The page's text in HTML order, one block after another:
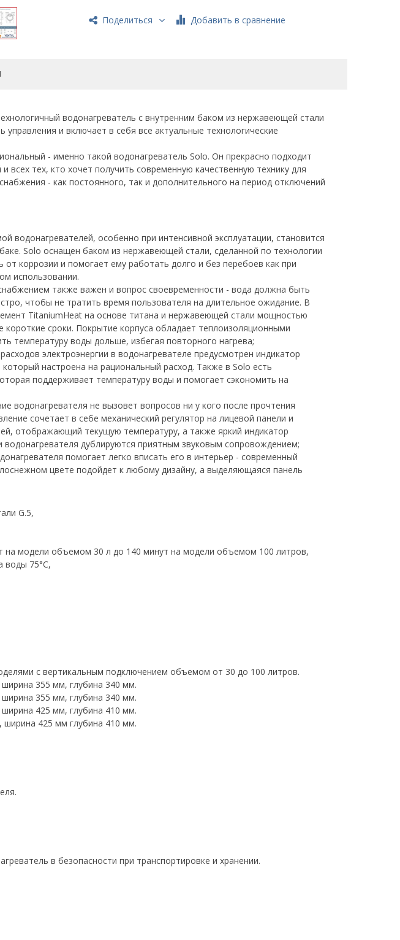
Поделиться Добавить в сравнение
водонагреватель с внутренним баком из нержавеющей стали
управления и включает в себя все актуальные технологические
- именно такой водонагреватель Solo. Он прекрасно подходит
всех тех, кто хочет получить современную качественную технику для
- как постоянного, так и дополнительного на период отключений
водонагревателей, особенно при интенсивной эксплуатации, становится
Solo оснащен баком из нержавеющей стали, сделанной по технологии
коррозии и помогает ему работать долго и без перебоев как при
использовании.
также важен и вопрос своевременности - вода должна быть
чтобы не тратить время пользователя на длительное ожидание. В
TitaniumHeat на основе титана и нержавеющей стали мощностью
короткие сроки. Покрытие корпуса обладает теплоизоляционными
температуру воды дольше, избегая повторного нагрева;
электроэнергии в водонагревателе предусмотрен индикатор
настроена на рациональный расход. Также в Solo есть
поддерживает температуру воды и помогает сэкономить на
водонагревателя не вызовет вопросов ни у кого после прочтения
сочетает в себе механический регулятор на лицевой панели и
отображающий текущую температуру, а также яркий индикатор
водонагревателя дублируются приятным звуковым сопровождением;
помогает легко вписать его в интерьер - современный
цвете подойдет к любому дизайну, а выделяющаяся панель
G.5,
на модели объемом 30 л до 140 минут на модели объемом 100 литров,
воды 75°С,
с вертикальным подключением объемом от 30 до 100 литров.
355 мм, глубина 340 мм.
ширина 355 мм, глубина 340 мм.
425 мм, глубина 410 мм.
ширина 425 мм глубина 410 мм.
в безопасности при транспортировке и хранении.